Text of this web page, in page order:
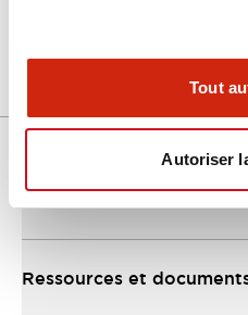
Tout
Autoriser
Ressources et